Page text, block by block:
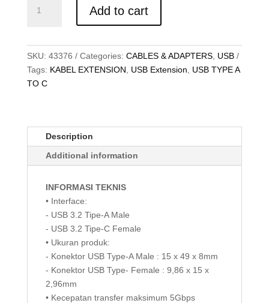
Extension
Gen
1,
Type
10M
Add to cart
SKU: 43376 Categories: CABLES & ADAPTERS, USB
Tags: KABEL EXTENSION USB Extension
USB TYPE A
TO C
Description
Additional information
INFORMASI TEKNIS
• Interface:
- USB 3.2 Tipe-A Male
- USB 3.2 Tipe-C Female
• Ukuran produk:
- Konektor USB Type-A Male : 15 x 49 x 8mm
- Konektor USB Type- Female : 9,86 x 15 x
2,96mm
• Kecepatan transfer maksimum 5Gbps